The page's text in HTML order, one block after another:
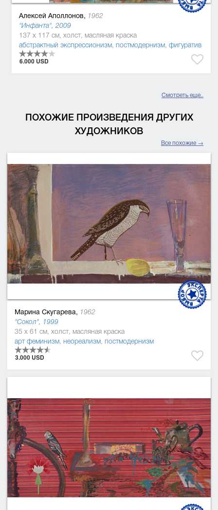
Алексей Аполлонов, 1962
"Инфанта", 2009
137 x 117 см, холст, масляная краска
абстрактный экспрессионизм, постмодернизм, фигуратив
6.000 USD
Смотреть еще..
ПОХОЖИЕ ПРОИЗВЕДЕНИЯ ДРУГИХ
ХУДОЖНИКОВ
Все похожие →
Марина Скугарева, 1962
"Сокол", 1999
35 x 61 см, холст, масляная краска
арт феминизм, неореализм, постмодернизм
3.000 USD